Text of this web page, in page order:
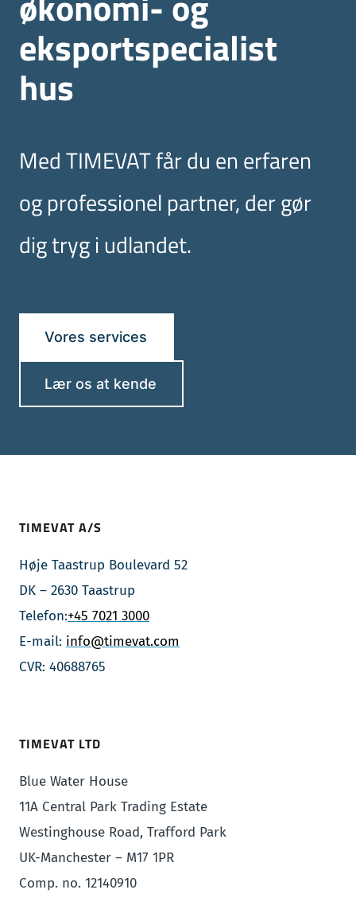
eksportspecialist
hus
Med TIMEVAT får du en erfaren
og professionel partner, der gør
dig tryg i udlandet.
Vores services
Lær os at kende
TIMEVAT A/S
Høje Taastrup Boulevard 52
DK – 2630 Taastrup
Telefon:+45 7021 3000
E-mail: info@timevat.com
CVR: 40688765
TIMEVAT LTD
Blue Water House
11A Central Park Trading Estate
Westinghouse Road, Trafford Park
UK-Manchester – M17 1PR
Comp. no. 12140910